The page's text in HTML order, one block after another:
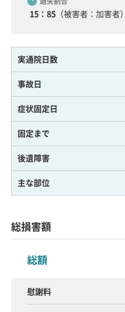
15：85 （被害者：加害者）
実通院日数
事故日
症状固定日
固定まで
後遺障害
主な部位
総損害額
総額
慰謝料